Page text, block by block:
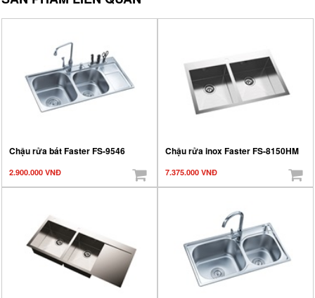
Chậu rửa bát Faster FS-9546
2.900.000 VNĐ
Chậu rửa inox Faster FS-8150HM
7.375.000 VNĐ